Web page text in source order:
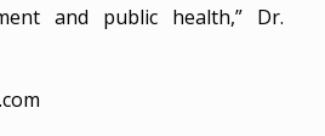
and public health,” Dr.